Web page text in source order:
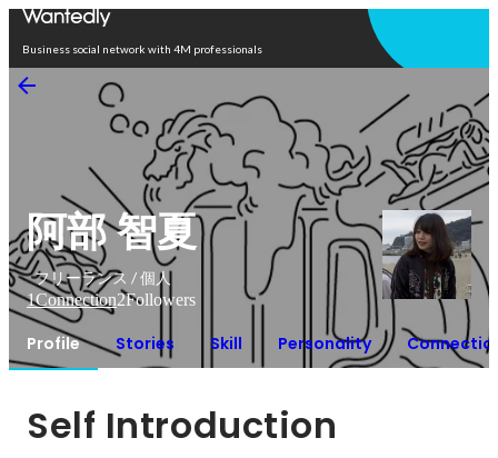
Business social network with 4M professionals
阿部 智夏
フリーランス / 個人
1Connection2Followers
Profile Stories Skill Personality
Self Introduction